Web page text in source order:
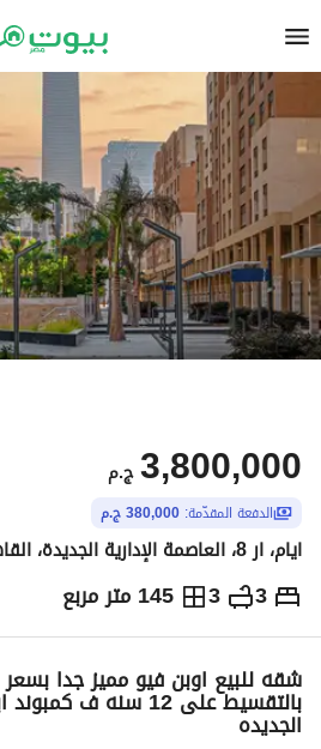
ج.م3,800,000
الدفعة المقدّمة: 380,000 ج.م
ايام، ار 8، العاصمة الإدارية الجديدة، القاهرة
3
3 145 متر مربع ج.م3,800,000
الاماكن القريبة
شقه للبيع اوبن فيو مميز جدا
بالتقسيط على 12 سنه ف
الجديده